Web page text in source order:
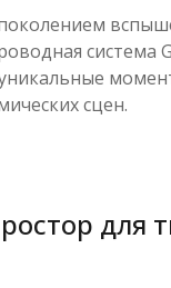
система
сцен.
для